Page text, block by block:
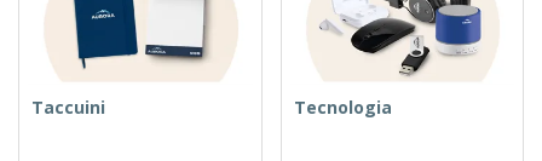
Taccuini Tecnologia